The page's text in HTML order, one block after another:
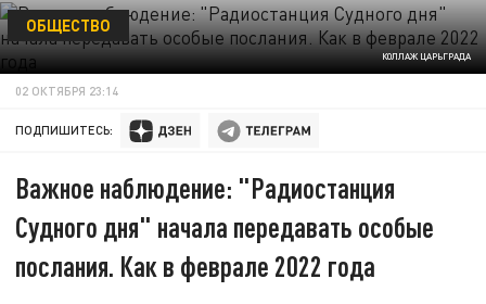
КОЛЛАЖ ЦАРЬГРАДА
ОБЩЕСТВО
02 ОКТЯБРЯ 23:14
ПОДПИШИТЕСЬ:
Важное наблюдение: "Радиостанция
Судного дня" начала передавать особые
послания. Как в феврале 2022 года